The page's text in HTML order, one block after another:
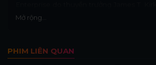
với sĩ quan thứ nhất Mr. Spock, đến từ
tribble và siêu nhân di truyền do Khan
Mở rộng...
PHIM LIÊN QUAN